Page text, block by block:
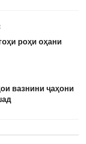
роҳи оҳани
вазнини ҷаҳони